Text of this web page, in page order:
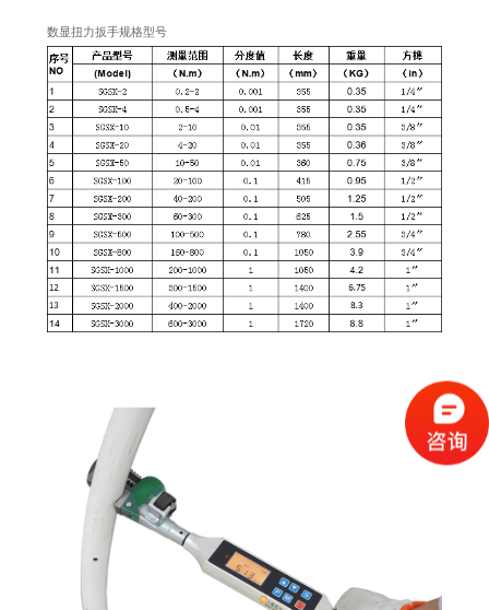
数显扭力扳手规格型号